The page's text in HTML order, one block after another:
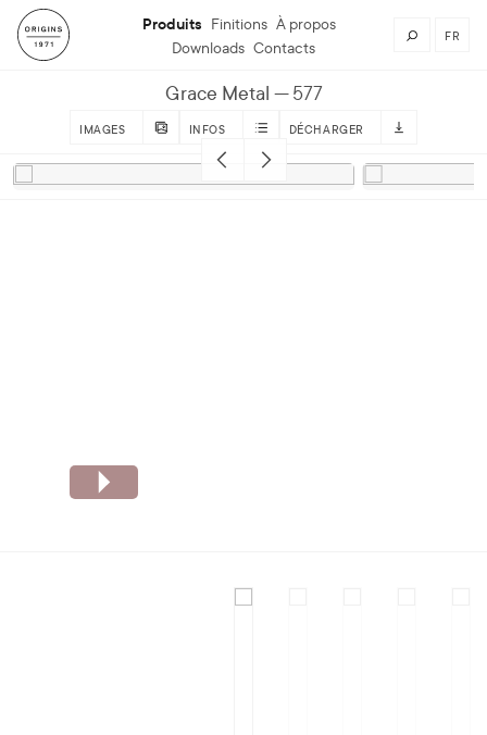
Produits Finitions À propos
Downloads Contacts
FR
Grace Metal 577
IMAGES INFOS DÉCHARGER